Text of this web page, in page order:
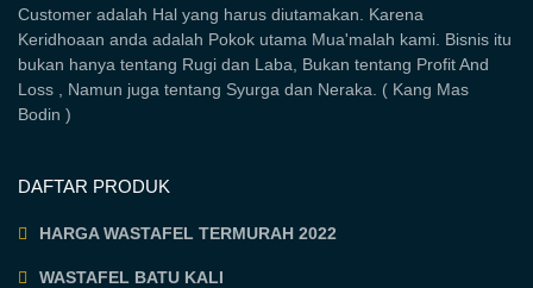
Customer adalah Hal yang harus diutamakan. Karena
Keridhoaan anda adalah Pokok utama Mua'malah kami. Bisnis itu
bukan hanya tentang Rugi dan Laba, Bukan tentang Profit And
Loss , Namun juga tentang Syurga dan Neraka. ( Kang Mas
Bodin )
DAFTAR PRODUK
HARGA WASTAFEL TERMURAH 2022
WASTAFEL BATU KALI